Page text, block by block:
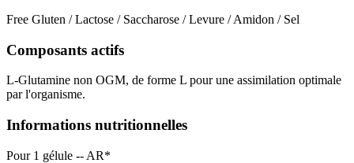
Free Gluten / Lactose / Saccharose / Levure / Amidon / Sel
Composants actifs
L-Glutamine non OGM, de forme L pour une assimilation optimale
par l'organisme.
Informations nutritionnelles
Pour 1 gélule -- AR*